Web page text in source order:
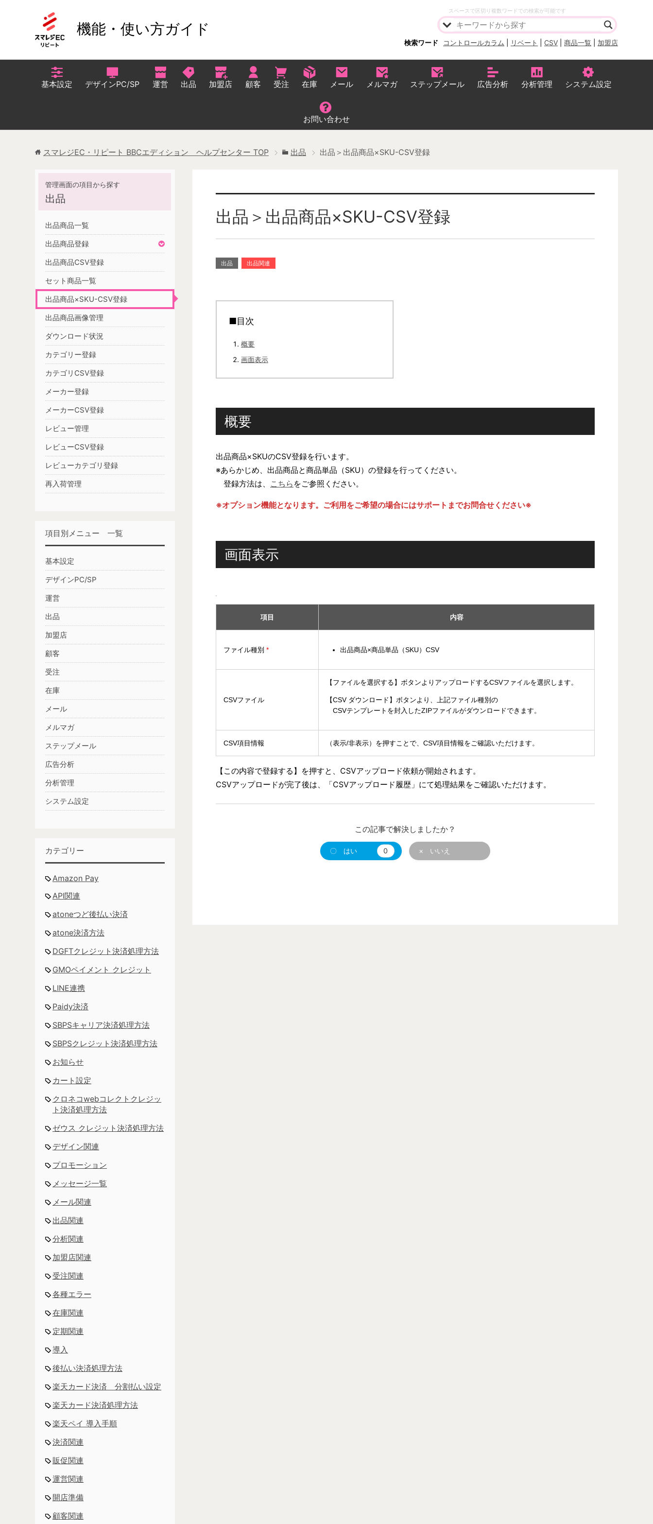
機能・使い方ガイド
スペースで区切り複数ワードでの検索が可能です
検索ワード コントロールカラム リベート CSV 商品一覧 加盟店
基本設定 デザインPC/SP 運営 出品 加盟店 顧客 受注 在庫 メール メルマガ ステップメール 広告分析 分析管理 システム設定
お問い合わせ
スマレジEC・リピート BBCエディション ヘルプセンター TOP 出品 出品＞出品商品×SKU-CSV登録
出品＞出品商品×SKU-CSV登録
出品 出品関連
■目次
概要
画面表示
概要
出品商品×SKUのCSV登録を行います。
※あらかじめ、出品商品と商品単品（SKU）の登録を行ってください。
登録方法は、 こちら をご参照ください。
※オプション機能となります。ご利用をご希望の場合にはサポートまでお問合せください※
画面表示
項目 内容
ファイル種別 * 出品商品×商品単品（SKU）CSV
CSVファイル
【ファイルを選択する】ボタンよりアップロードするCSVファイルを選択します。
【CSV ダウンロード】ボタンより、上記ファイル種別の
CSVテンプレートを封入したZIPファイルがダウンロードできます。
CSV項目情報 （表示/非表示）を押すことで、CSV項目情報をご確認いただけます。
【この内容で登録する】を押すと、CSVアップロード依頼が開始されます。
CSVアップロードが完了後は、「CSVアップロード履歴」にて処理結果をご確認いただけます。
この記事で解決しましたか？
〇 はい 0 × いいえ
出品
出品商品一覧
出品商品登録
出品商品CSV登録
セット商品一覧
出品商品×SKU-CSV登録
出品商品画像管理
ダウンロード状況
カテゴリー登録
カテゴリCSV登録
メーカー登録
メーカーCSV登録
レビュー管理
レビューCSV登録
レビューカテゴリ登録
再入荷管理
項目別メニュー 一覧
基本設定
デザインPC/SP
運営
出品
加盟店
顧客
受注
在庫
メール
メルマガ
ステップメール
広告分析
分析管理
システム設定
カテゴリー
Amazon Pay
API関連
atoneつど後払い決済
atone決済方法
DGFTクレジット決済処理方法
GMOペイメント クレジット
LINE連携
Paidy決済
SBPSキャリア決済処理方法
SBPSクレジット決済処理方法
お知らせ
カート設定
クロネコwebコレクトクレジッ
ト決済処理方法
ゼウス クレジット決済処理方法
デザイン関連
プロモーション
メッセージ一覧
メール関連
出品関連
分析関連
加盟店関連
受注関連
各種エラー
在庫関連
定期関連
導入
後払い決済処理方法
楽天カード決済 分割払い設定
楽天カード決済処理方法
楽天ペイ 導入手順
決済関連
販促関連
運営関連
開店準備
顧客関連